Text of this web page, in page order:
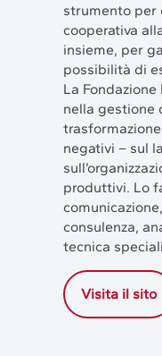
strumento per
cooperativa
insieme, per
possibilità di
La
nella gestione
negativi – sul
produttivi. Lo
consulenza,
tecnica
Visita il sito